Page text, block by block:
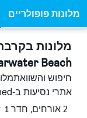
מלונות פופולריים
מלונות
Beach
חיפוש
אתרי נסיעות ב-HotelsCombined.
2 אורחים, חדר 1